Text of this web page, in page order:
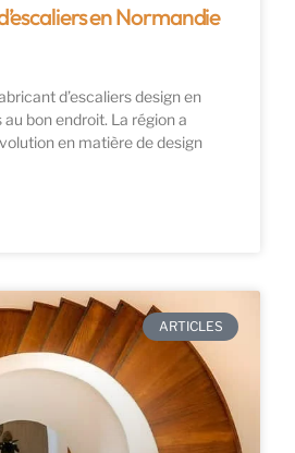
en Normandie
d’escaliers design en
bon endroit. La région a
en matière de design
ARTICLES